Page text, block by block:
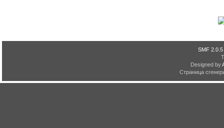
SMF 2.0.5
Designed by
Страница